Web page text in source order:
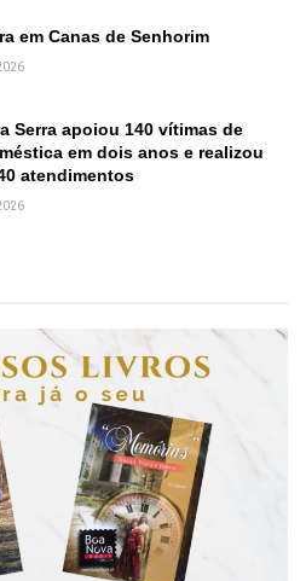
em Canas de Senhorim
Serra apoiou 140 vítimas de
em dois anos e realizou
atendimentos